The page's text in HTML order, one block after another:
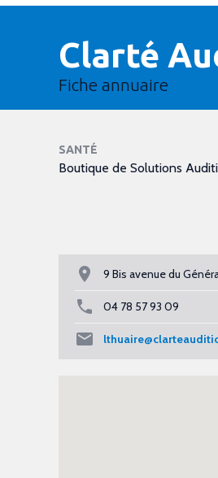
Clarté
Fiche annuaire
SANTÉ
Boutique de Solutions
9 Bis avenue du
04 78 57 93 09